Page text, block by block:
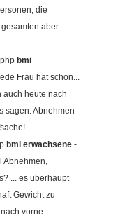
die
aber
bmi
Frau hat schon...
auch heute nach
sagen: Abnehmen
bmi erwachsene -
Abnehmen,
... es uberhaupt
Gewicht zu
vorne